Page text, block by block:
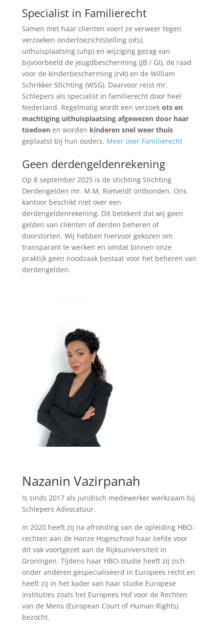
Specialist in Familierecht
Samen met haar clienten voert ze verweer tegen
verzoeken ondertoezichtstelling (ots),
uithuisplaatsing (uhp) en wijziging gezag van
bijvoorbeeld de jeugdbescherming (JB / GI), de raad
voor de kinderbescherming (rvk) en de William
Schrikker Stichting (WSG). Daarvoor reist mr.
Schlepers als specialist in familierecht door heel
Nederland. Regelmatig wordt een verzoek ots en
machtiging uithuisplaatsing afgewezen door haar
toedoenen worden kinderen snel weer thuis
geplaatst bij hun ouders. Meer over Familierecht
Geen derdengeldenrekening
Op 8 september 2025 is de stichting Stichting
Derdengelden mr. M.M. Rietveldt ontbonden. Ons
kantoor beschikt niet over een
derdengeldenrekening. Dit betekent dat wij geen
gelden van cliënten of derden beheren of
doorstorten. Wij hebben hiervoor gekozen om
transparant te werken en omdat binnen onze
praktijk geen noodzaak bestaat voor het beheren van
derdengelden.
Nazanin Vazirpanah
Is sinds 2017 als juridisch medewerker werkzaam bij
Schlepers Advocatuur.
In 2020 heeft zij na afronding van de opleiding HBO-
rechten aan de Hanze Hogeschool haar liefde voor
dit vak voortgezet aan de Rijksuniversiteit in
Groningen. Tijdens haar HBO-studie heeft zij zich
onder anderen gespecialiseerd in Europees recht en
heeft zij in het kader van haar studie Europese
instituties zoals het Europees Hof voor de Rechten
van de Mens (European Court of Human Rights)
bezocht.